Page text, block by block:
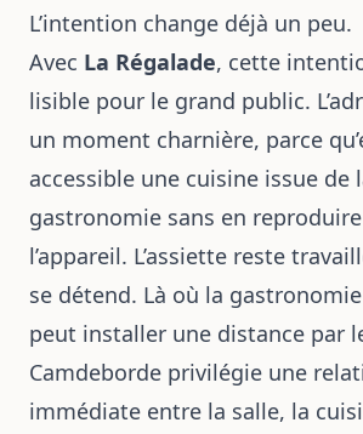
L’intention change déjà un peu.
Avec La Régalade, cette
lisible pour le grand public.
un moment charnière, parce
accessible une cuisine issue de
gastronomie sans en
l’appareil. L’assiette reste
se détend. Là où la
peut installer une distance par
Camdeborde privilégie une
immédiate entre la salle, la